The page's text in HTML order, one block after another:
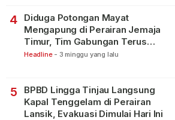
4
Diduga Potongan Mayat
Mengapung di Perairan Jemaja
Timur, Tim Gabungan Terus
Lakukan Pencarian
Headline - 3 minggu yang lalu
5
BPBD Lingga Tinjau Langsung
Kapal Tenggelam di Perairan
Lansik, Evakuasi Dimulai Hari Ini